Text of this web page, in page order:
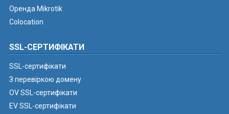
Оренда Mikrotik
Colocation
SSL-СЕРТИФІКАТИ
SSL-сертифікати
З перевіркою домену
OV SSL-сертифікати
EV SSL-сертифікати